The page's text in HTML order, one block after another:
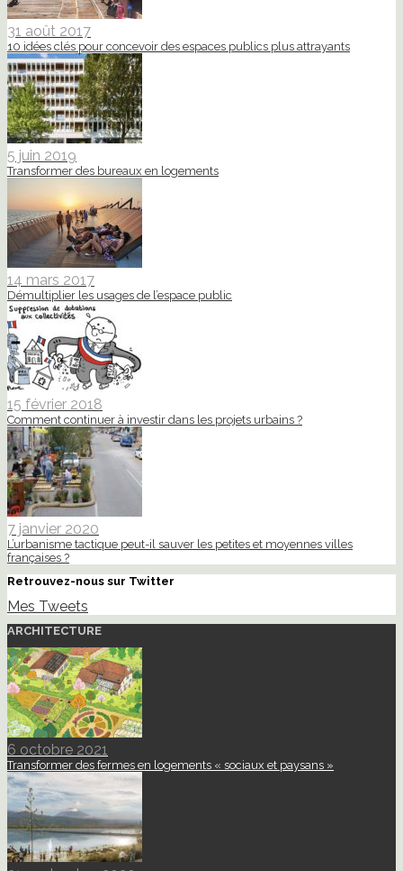
31 août 2017
10 idées clés pour concevoir des espaces publics plus attrayants
5 juin 2019
Transformer des bureaux en logements
14 mars 2017
Démultiplier les usages de l’espace public
15 février 2018
Comment continuer à investir dans les projets urbains ?
7 janvier 2020
L’urbanisme tactique peut-il sauver les petites et moyennes villes
françaises ?
Retrouvez-nous sur Twitter
Mes Tweets
ARCHITECTURE
6 octobre 2021
Transformer des fermes en logements « sociaux et paysans »